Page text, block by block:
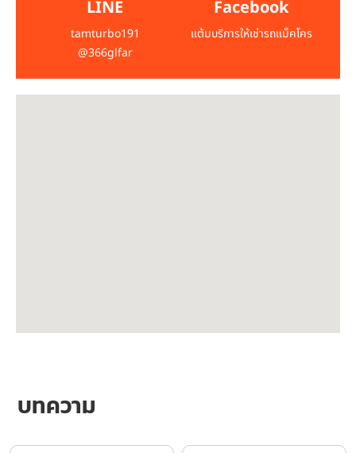
LINE
tamturbo191
@366glfar
Facebook
แต้มบริการให้เช่ารถแม็คโคร
บทความ